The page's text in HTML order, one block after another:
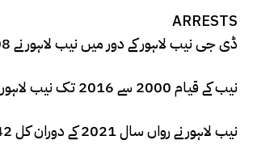
ARRESTS
ڈی جی نیب لاہور کے دور میں نیب لاہور نے 708 ملزمان کو گرفتار کیا جس میں سالانہ 125 فیصد اوسط اضافہ ریکارڈ کیا گیا۔۔۔۔
نیب کے قیام 2000 سے 2016 تک نیب لاہور ریجن نے کل 1073 ملزمان کی گرفتاری پر عمل درآمد کیا تھا۔۔۔۔
نیب لاہور نے رواں سال 2021 کے دوران کل 42 ملزمان کی گرفتاری پر عملدرآمد کیا